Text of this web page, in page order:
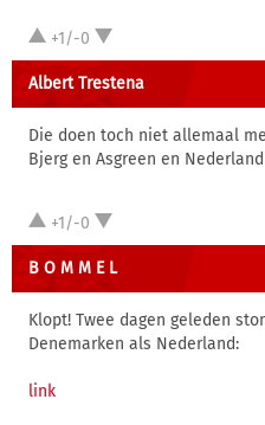
+1/-0
Albert Trestena
Die doen toch niet allemaal
Bjerg en Asgreen en
+1/-0
B O M M E L
Klopt! Twee dagen geleden
Denemarken als Nederland:
link